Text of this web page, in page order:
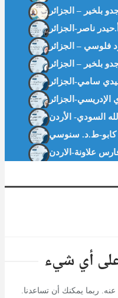
الجامعية الجزائرية في الاقتصاد الإسلامي والمالية الإسلامية.د. مسعود فلوسي – الجزائر
: سُلوان القارئ : يدًا بيد . أ. بن جدو بلخير – الجزائر
الإسلامية في البنوك التجارية العمومية الجزائرية-د. مناد خديجة-ط.د. بن كابو-ط.د. سنوسي
على أي شيء
عنه. ربما يمكنك أن تساعدنا.